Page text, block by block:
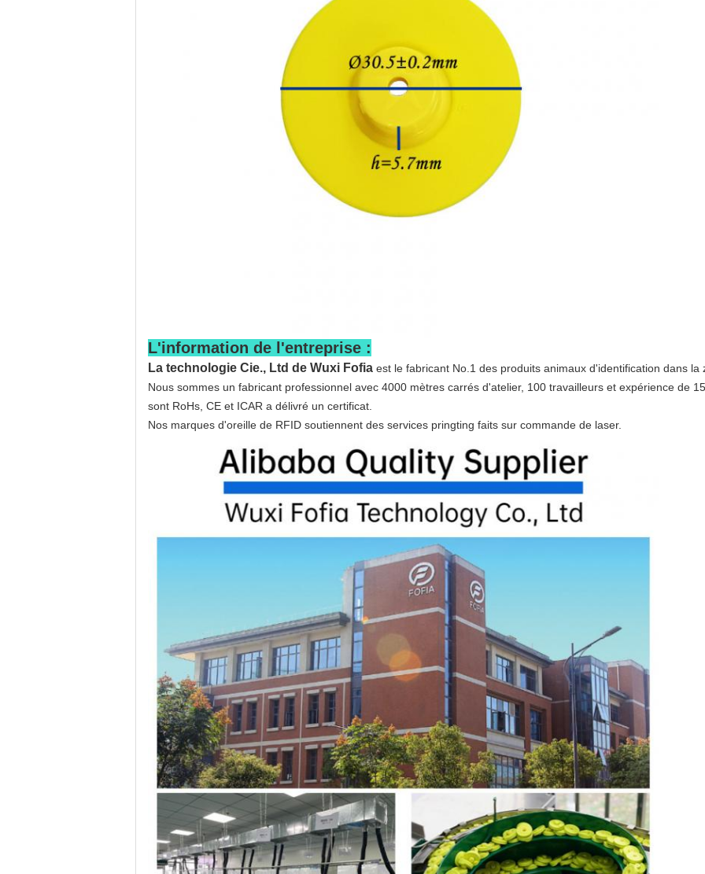
L'information de l'entreprise :
La technologie Cie., Ltd de Wuxi Fofia est le fabricant No.1 des produits animaux d'identification dans la
Nous sommes un fabricant professionnel avec 4000 mètres carrés d'atelier, 100 travailleurs et expérience de
sont RoHs, CE et ICAR a délivré un certificat.
Nos marques d'oreille de RFID soutiennent des services pringting faits sur commande de laser.